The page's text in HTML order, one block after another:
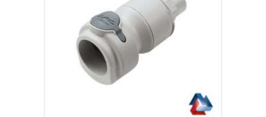
IN DEN WARENKORB